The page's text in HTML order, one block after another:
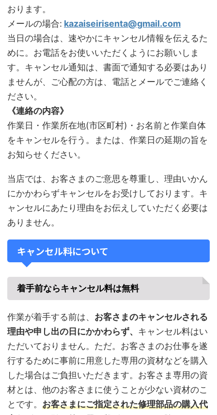
おります。
メールの場合: kazaiseirisenta@gmail.com
当日の場合は、速やかにキャンセル情報を伝えるた
めに。お電話をお使いいただくようにお願いしま
す。キャンセル通知は、書面で通知する必要はあり
ませんが、ご心配の方は、電話とメールでご連絡く
ださい。
《連絡の内容》
作業日・作業所在地(市区町村)・お名前と作業自体
をキャンセルを行う。または、作業日の延期の旨を
お知らせください。
当店では、お客さまのご意思を尊重し、理由いかん
にかかわらずキャンセルをお受けしております。キ
ャンセルにあたり理由をお伝えしていただく必要は
ありません。
キャンセル料について
着手前ならキャンセル料は無料
作業が着手する前は、 お客さまのキャンセルされる
理由や申し出の日にかかわらず、 キャンセル料はい
ただいておりません。ただ。お客さまのお仕事を遂
行するために事前に用意した専用の資材などを購入
した場合はご負担いただきます。お客さま専用の資
材とは、他のお客さまに使うことが少ない資材のこ
とです。 お客さまにご指定された修理部品の購入代